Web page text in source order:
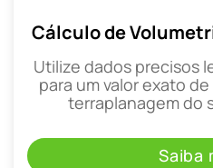
Cálculo de
Utilize dados precisos
para um valor exato
terraplanagem do
Saiba